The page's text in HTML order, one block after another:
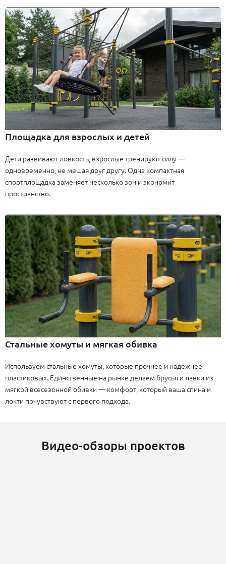
Площадка для взрослых и детей
Дети развивают ловкость, взрослые тренируют силу —
одновременно, не мешая друг другу. Одна компактная
спортплощадка заменяет несколько зон и экономит
пространство.
Стальные хомуты и мягкая обивка
Используем стальные хомуты, которые прочнее и надежнее
пластиковых. Единственные на рынке делаем брусья и лавки из
мягкой всесезонной обивки — комфорт, который ваша спина и
локти почувствуют с первого подхода.
Видео-обзоры проектов